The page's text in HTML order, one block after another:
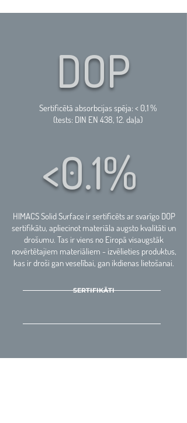
DOP
Sertificētā absorbcijas spēja: < 0,1 %
(tests: DIN EN 438, 12. daļa)
<0.1%
HIMACS Solid Surface ir sertificēts ar svarīgo DOP
sertifikātu, apliecinot materiāla augsto kvalitāti un
drošumu. Tas ir viens no Eiropā visaugstāk
novērtētajiem materiāliem - izvēlieties produktus,
kas ir droši gan veselībai, gan ikdienas lietošanai.
SERTIFIKĀTI